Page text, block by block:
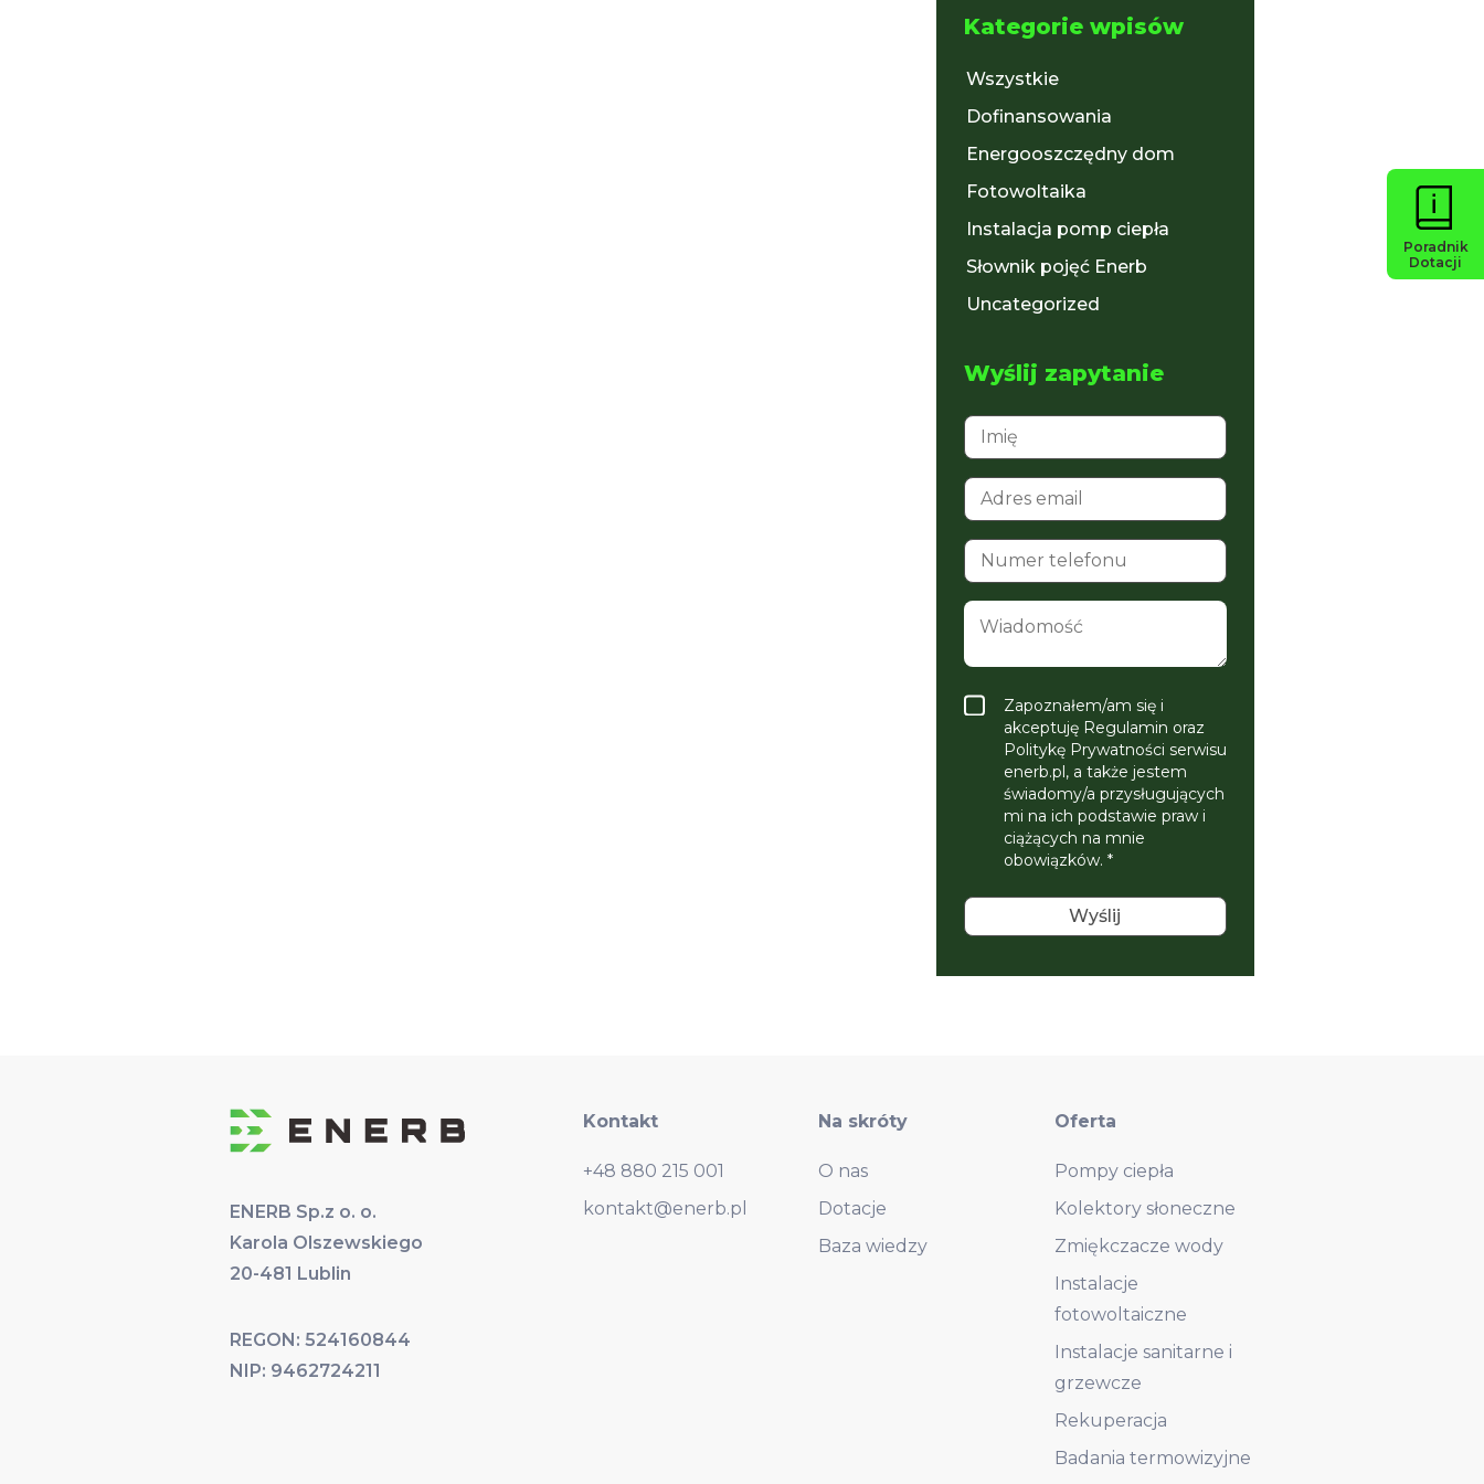
Kategorie wpisów
Wszystkie
Dofinansowania
Energooszczędny dom
Fotowoltaika
Instalacja pomp ciepła
Słownik pojęć Enerb
Uncategorized
Wyślij zapytanie
Zapoznałem/am się i
akceptuję Regulamin oraz
Politykę Prywatności serwisu
enerb.pl, a także jestem
świadomy/a przysługujących
mi na ich podstawie praw i
ciążących na mnie
obowiązków. *
Poradnik
Dotacji
ENERB Sp.z o. o.
Karola Olszewskiego
20-481 Lublin
REGON: 524160844
NIP: 9462724211
Kontakt
+48 880 215 001
kontakt@enerb.pl
Na skróty
O nas
Dotacje
Baza wiedzy
Oferta
Pompy ciepła
Kolektory słoneczne
Zmiękczacze wody
Instalacje
fotowoltaiczne
Instalacje sanitarne i
grzewcze
Rekuperacja
Badania termowizyjne